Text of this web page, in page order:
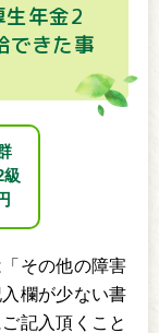
生年金2
できた事
級
その他の障害
欄が少ない書
記入頂くこと